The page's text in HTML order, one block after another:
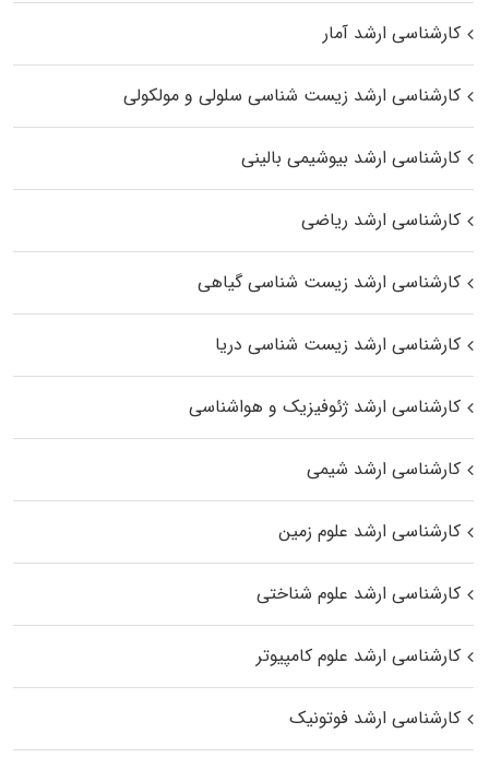
کارشناسی ارشد آمار
کارشناسی ارشد زیست شناسی سلولی و مولکولی
کارشناسی ارشد بیوشیمی بالینی
کارشناسی ارشد ریاضی
کارشناسی ارشد زیست‌ شناسی گیاهی
کارشناسی ارشد زیست‌ شناسی دریا
کارشناسی ارشد ژئوفیزیک و هواشناسی
کارشناسی ارشد شیمی
کارشناسی ارشد علوم زمین
کارشناسی ارشد علوم شناختی
کارشناسی ارشد علوم کامپیوتر
کارشناسی ارشد فوتونیک